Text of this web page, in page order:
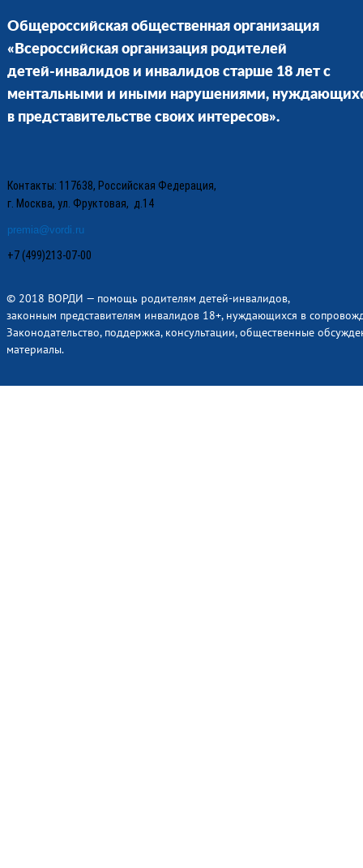
Общероссийская общественная организация
«Всероссийская организация родителей
детей-инвалидов и инвалидов старше 18 лет с
ментальными и иными нарушениями,
в представительстве своих интересов».
Контакты: 117638, Российская Федерация,
г. Москва, ул. Фруктовая, д.14
premia@vordi.ru
+7 (499)213-07-00
© 2018 ВОРДИ — помощь родителям детей-инвалидов,
законным представителям инвалидов 18+, нуждающихся в
Законодательство, поддержка, консультации, общественные
материалы.